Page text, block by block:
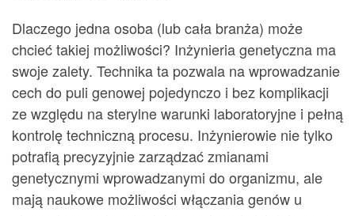
Dlaczego jedna osoba (lub cała branża) może
chcieć takiej możliwości? Inżynieria genetyczna ma
swoje zalety. Technika ta pozwala na wprowadzanie
cech do puli genowej pojedynczo i bez komplikacji
ze względu na sterylne warunki laboratoryjne i pełną
kontrolę techniczną procesu. Inżynierowie nie tylko
potrafią precyzyjnie zarządzać zmianami
genetycznymi wprowadzanymi do organizmu, ale
mają naukowe możliwości włączania genów u